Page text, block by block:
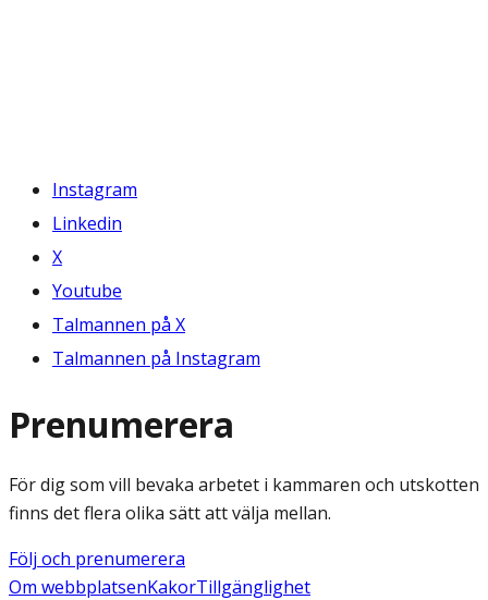
Instagram
Linkedin
X
Youtube
Talmannen på X
Talmannen på Instagram
Prenumerera
För dig som vill bevaka arbetet i kammaren och utskotten
finns det flera olika sätt att välja mellan.
Följ och prenumerera
Om webbplatsenKakorTillgänglighet